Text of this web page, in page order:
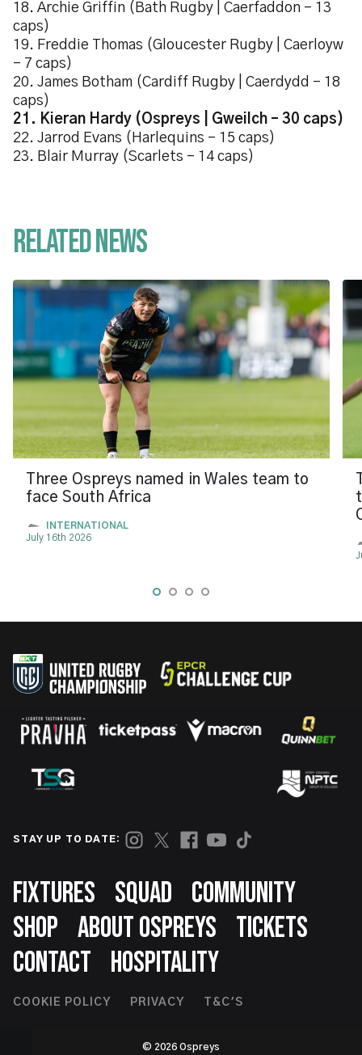
18. Archie Griffin (Bath Rugby | Caerfaddon – 13
caps)
19. Freddie Thomas (Gloucester Rugby | Caerloyw
– 7 caps)
20. James Botham (Cardiff Rugby | Caerdydd – 18
caps)
21. Kieran Hardy (Ospreys | Gweilch – 30 caps)
22. Jarrod Evans (Harlequins – 15 caps)
23. Blair Murray (Scarlets – 14 caps)
Related News
Three Ospreys named in Wales team to
face South Africa
INTERNATIONAL
July 16th 2026
STAY UP TO DATE:
Footer
FIXTURES SQUAD
COMMUNITY
SHOP ABOUT OSPREYS
TICKETS
CONTACT
HOSPITALITY
Footer
COOKIE POLICY PRIVACY T&C'S
© 2026 Ospreys